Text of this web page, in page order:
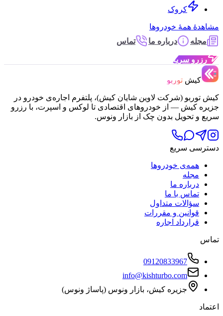
کروک
مشاهدهٔ همهٔ خودروها
مجله
درباره ما تماس
رزرو سریع
کیش توربو
کیش توربو (شرکت لاوین شایان کیش)، پلتفرم اجاره‌ی خودرو در
جزیره کیش — از خودروهای اقتصادی تا لوکس و اسپرت، با رزرو
سریع و تحویل بدون چک از بازار ونوس.
دسترسی سریع
همه‌ی خودروها
مجله
درباره ما
تماس با ما
سؤالات متداول
قوانین و مقررات
قرارداد اجاره
تماس
09120833967
info@kishturbo.com
جزیره کیش، بازار ونوس (پاساژ ونوس)
اعتماد